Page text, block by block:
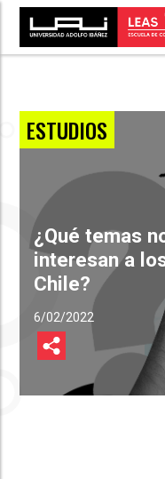
ESTUDIOS
¿Qué temas
interesan a
Chile?
6/02/2022